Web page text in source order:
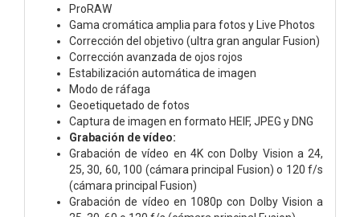
ProRAW
Gama cromática amplia para fotos y Live Photos
Corrección del objetivo (ultra gran angular Fusion)
Corrección avanzada de ojos rojos
Estabili­zación automática de imagen
Modo de ráfaga
Geoetiquetado de fotos
Captura de imagen en formato HEIF, JPEG y DNG
Grabación de vídeo:
Grabación de vídeo en 4K con Dolby Vision a 24,
25, 30, 60, 100 (cámara principal Fusion) o 120 f/s
(cámara principal Fusion)
Grabación de vídeo en 1080p con Dolby Vision a